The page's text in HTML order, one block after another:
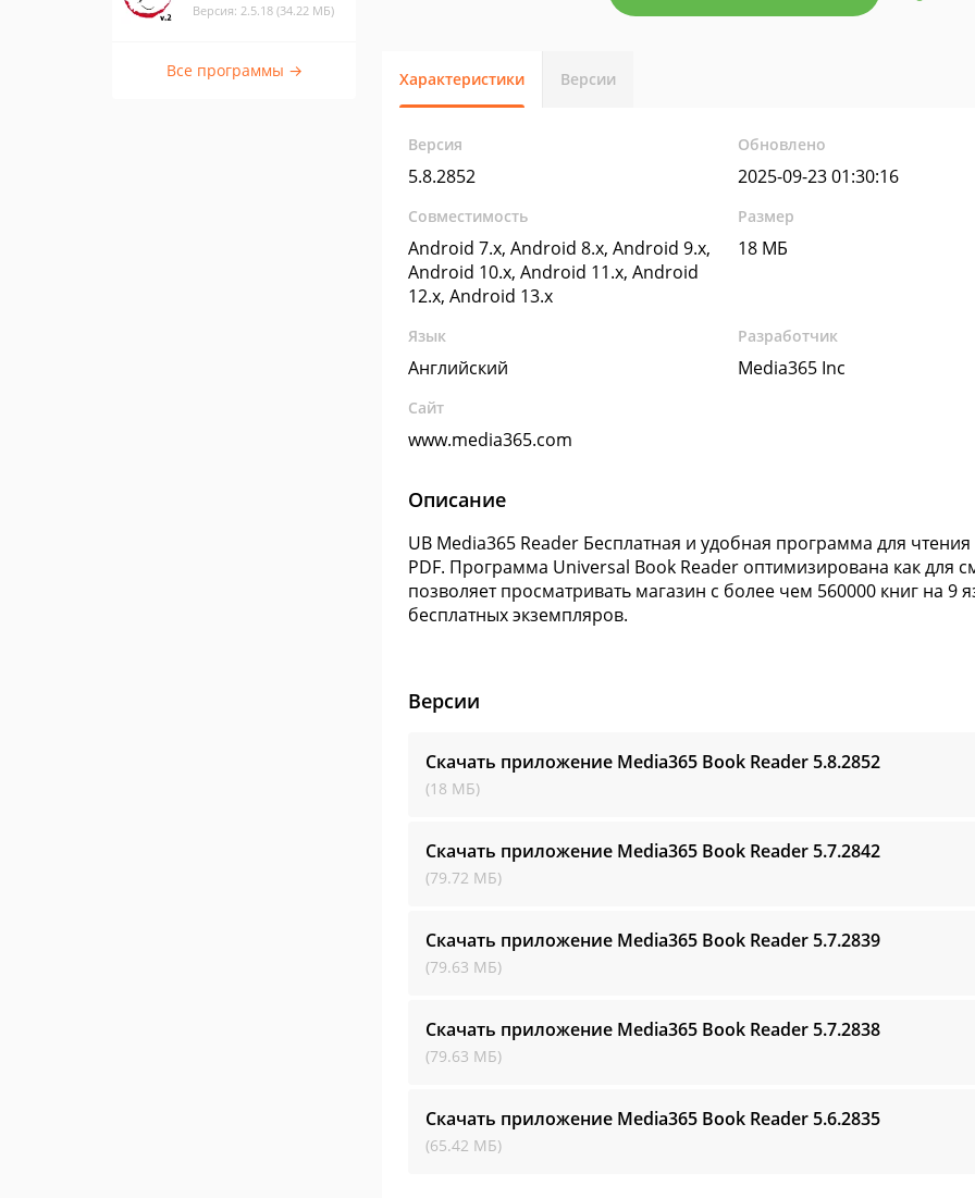
Версия: 2.5.18 (34.22 МБ)
Все программы → Характеристики Версии
Версия
5.8.2852
Обновлено
2025-09-23 01:30:16
Совместимость
Android 7.x, Android 8.x, Android 9.x,
Android 10.x, Android 11.x, Android
12.x, Android 13.x
Размер
18 МБ
Язык
Английский
Разработчик
Media365 Inc
Сайт
www.media365.com
Описание
UB Media365 Reader Бесплатная и удобная программа для
PDF. Программа Universal Book Reader оптимизирована как для
позволяет просматривать магазин с более чем 560000 книг на 9
бесплатных экземпляров.
Версии
Скачать приложение Media365 Book Reader 5.8.2852
(18 МБ)
Скачать приложение Media365 Book Reader 5.7.2842
(79.72 МБ)
Скачать приложение Media365 Book Reader 5.7.2839
(79.63 МБ)
Скачать приложение Media365 Book Reader 5.7.2838
(79.63 МБ)
Скачать приложение Media365 Book Reader 5.6.2835
(65.42 МБ)